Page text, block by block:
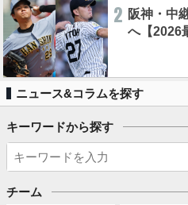
2 阪神・中
へ【2026
ニュース&コラムを探す
キーワードから探す
チーム